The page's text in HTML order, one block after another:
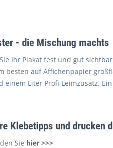
- die Mischung machts
Ihr Plakat fest und gut
auf Affichenpapier
Liter Profi-Leimzusatz.
Klebetipps und drucken
Sie hier >>>